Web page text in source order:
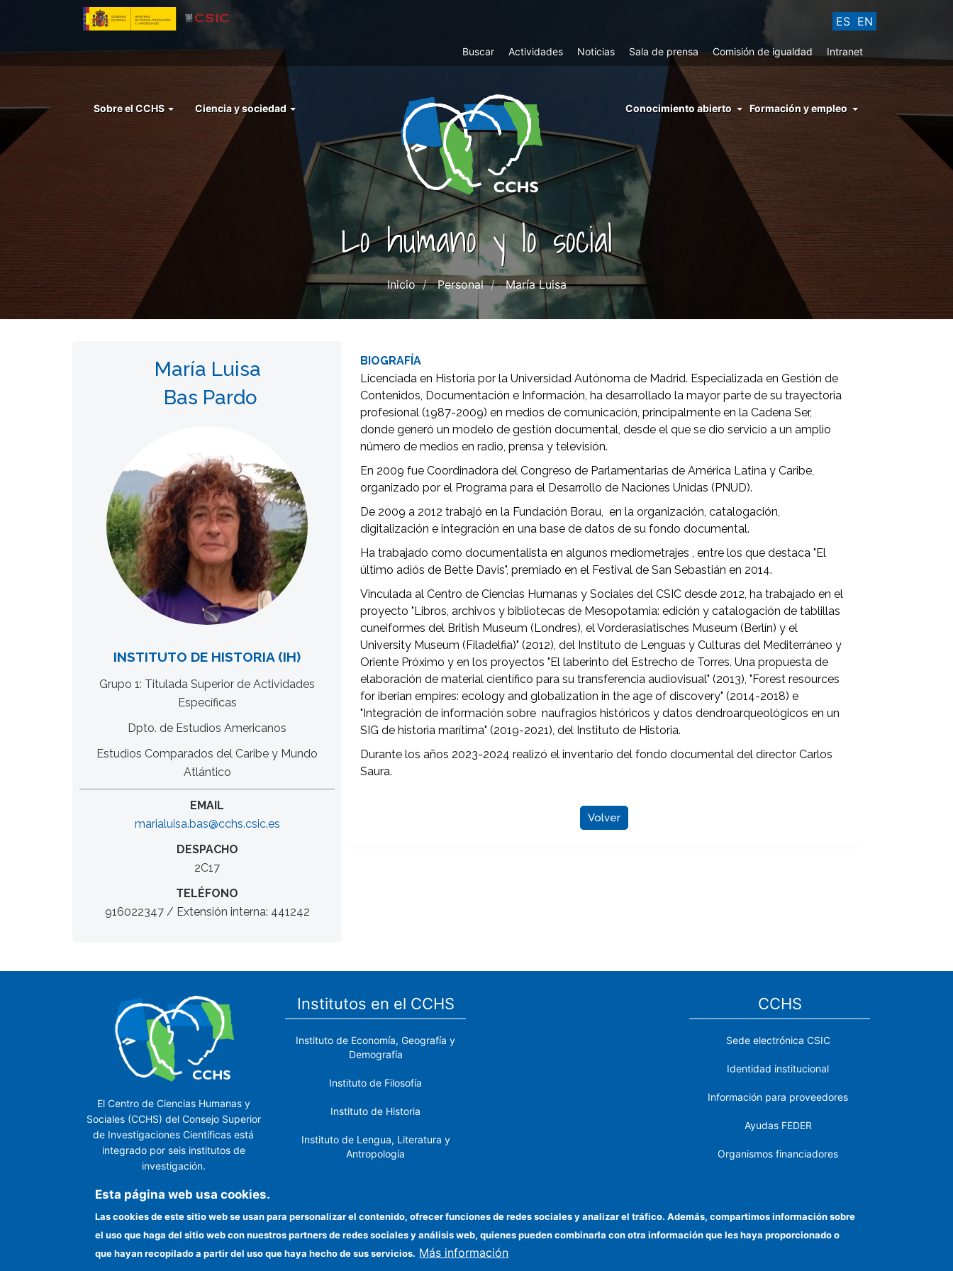
principal
ES EN
Top
Buscar Actividades Noticias Sala de prensa Comisión de igualdad Intranet
Menu
Sobre el CCHS Ciencia y sociedad
menu
conocimiento
abierto
Conocimiento abierto Formación y empleo
Lo humano y lo social
Inicio Personal María Luisa
María Luisa
Bas Pardo
INSTITUTO DE HISTORIA (IH)
Grupo 1: Titulada Superior de Actividades
Específicas
Dpto. de Estudios Americanos
Estudios Comparados del Caribe y Mundo
Atlántico
EMAIL
marialuisa.bas@cchs.csic.es
DESPACHO
2C17
TELÉFONO
916022347 / Extensión interna: 441242
BIOGRAFÍA
Licenciada en Historia por la Universidad Autónoma de Madrid. Especializada en Gestión de
Contenidos, Documentación e Información, ha desarrollado la mayor parte de su trayectoria
profesional (1987-2009) en medios de comunicación, principalmente en la Cadena Ser,
donde generó un modelo de gestión documental, desde el que se dio servicio a un amplio
número de medios en radio, prensa y televisión.
En 2009 fue Coordinadora del Congreso de Parlamentarias de América Latina y Caribe,
organizado por el Programa para el Desarrollo de Naciones Unidas (PNUD).
De 2009 a 2012 trabajó en la Fundación Borau, en la organización, catalogación,
digitalización e integración en una base de datos de su fondo documental.
Ha trabajado como documentalista en algunos mediometrajes , entre los que destaca "El
último adiós de Bette Davis", premiado en el Festival de San Sebastián en 2014.
Vinculada al Centro de Ciencias Humanas y Sociales del CSIC desde 2012, ha trabajado en el
proyecto "Libros, archivos y bibliotecas de Mesopotamia: edición y catalogación de tablillas
cuneiformes del British Museum (Londres), el Vorderasiatisches Museum (Berlín) y el
University Museum (Filadelfia)" (2012), del Instituto de Lenguas y Culturas del Mediterráneo y
Oriente Próximo y en los proyectos "El laberinto del Estrecho de Torres. Una propuesta de
elaboración de material científico para su transferencia audiovisual" (2013), "Forest resources
for iberian empires: ecology and globalization in the age of discovery" (2014-2018) e
"Integración de información sobre naufragios históricos y datos dendroarqueológicos en un
SIG de historia marítima" (2019-2021), del Instituto de Historia.
Durante los años 2023-2024 realizó el inventario del fondo documental del director Carlos
Saura.
Volver
El Centro de Ciencias Humanas y
Sociales (CCHS) del Consejo Superior
de Investigaciones Científicas está
integrado por seis institutos de
investigación.
Institutos en el CCHS
Instituto de Economía, Geografía y
Demografía
Instituto de Filosofía
Instituto de Historia
Instituto de Lengua, Literatura y
Antropología
Próximo
Instituto de Políticas y Bienes
Públicos
CCHS
Sede electrónica CSIC
Identidad institucional
Información para proveedores
Ayudas FEDER
Organismos financiadores
Cómo llegar
Esta página web usa cookies.
Las cookies de este sitio web se usan para personalizar el contenido, ofrecer funciones de redes sociales y analizar el tráfico. Además, compartimos información sobre
el uso que haga del sitio web con nuestros partners de redes sociales y análisis web, quienes pueden combinarla con otra información que les haya proporcionado o
que hayan recopilado a partir del uso que haya hecho de sus servicios. Más información